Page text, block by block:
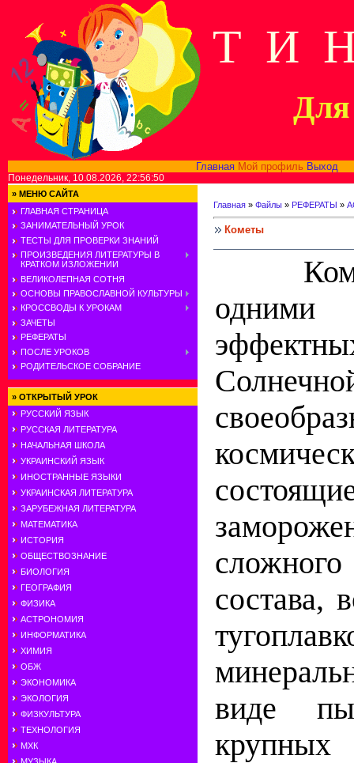
Т И
Для
Главная Мой профиль Выход
Понедельник, 10.08.2026, 22:56:50
» МЕНЮ САЙТА
ГЛАВНАЯ СТРАНИЦА
ЗАНИМАТЕЛЬНЫЙ УРОК
ТЕСТЫ ДЛЯ ПРОВЕРКИ ЗНАНИЙ
ПРОИЗВЕДЕНИЯ ЛИТЕРАТУРЫ В
КРАТКОМ ИЗЛОЖЕНИИ
ВЕЛИКОЛЕПНАЯ СОТНЯ
ОСНОВЫ ПРАВОСЛАВНОЙ КУЛЬТУРЫ
КРОССВОДЫ К УРОКАМ
ЗАЧЕТЫ
РЕФЕРАТЫ
ПОСЛЕ УРОКОВ
РОДИТЕЛЬСКОЕ СОБРАНИЕ
» ОТКРЫТЫЙ УРОК
РУССКИЙ ЯЗЫК
РУССКАЯ ЛИТЕРАТУРА
НАЧАЛЬНАЯ ШКОЛА
УКРАИНСКИЙ ЯЗЫК
ИНОСТРАННЫЕ ЯЗЫКИ
УКРАИНСКАЯ ЛИТЕРАТУРА
ЗАРУБЕЖНАЯ ЛИТЕРАТУРА
МАТЕМАТИКА
ИСТОРИЯ
ОБЩЕСТВОЗНАНИЕ
БИОЛОГИЯ
ГЕОГРАФИЯ
ФИЗИКА
АСТРОНОМИЯ
ИНФОРМАТИКА
ХИМИЯ
ОБЖ
ЭКОНОМИКА
ЭКОЛОГИЯ
ФИЗКУЛЬТУРА
ТЕХНОЛОГИЯ
МХК
Главная » Файлы » РЕФЕРАТЫ »
Кометы
состава,
виде